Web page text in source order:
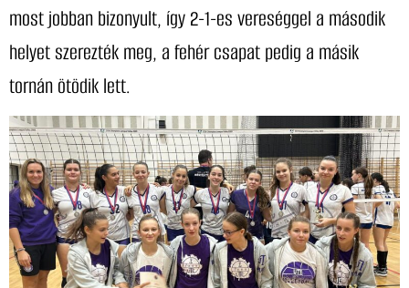
most jobban bizonyult, így 2-1-es vereséggel a második
helyet szerezték meg, a fehér csapat pedig a másik
tornán ötödik lett.